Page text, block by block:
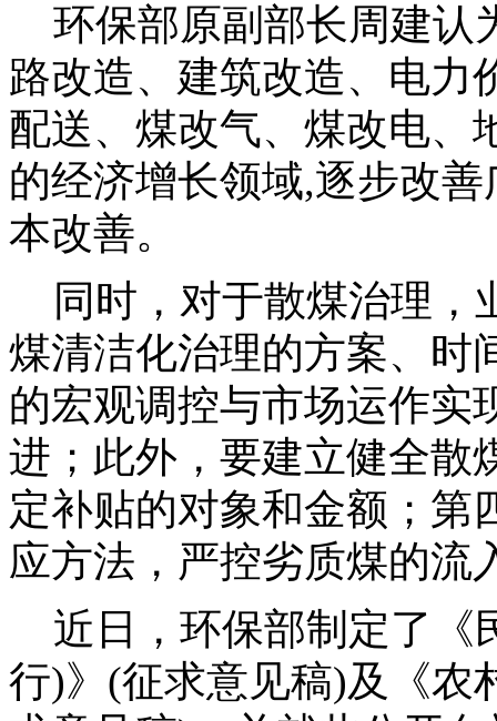
环保部原副部长周建认
路改造、建筑改造、电力
配送、煤改气、煤改电、
的经济增长领域,逐步改
本改善。
同时，对于散煤治理，
煤清洁化治理的方案、时
的宏观调控与市场运作实
进；此外，要建立健全散
定补贴的对象和金额；第
应方法，严控劣质煤的流
近日，环保部制定了《
行)》(征求意见稿)及《农